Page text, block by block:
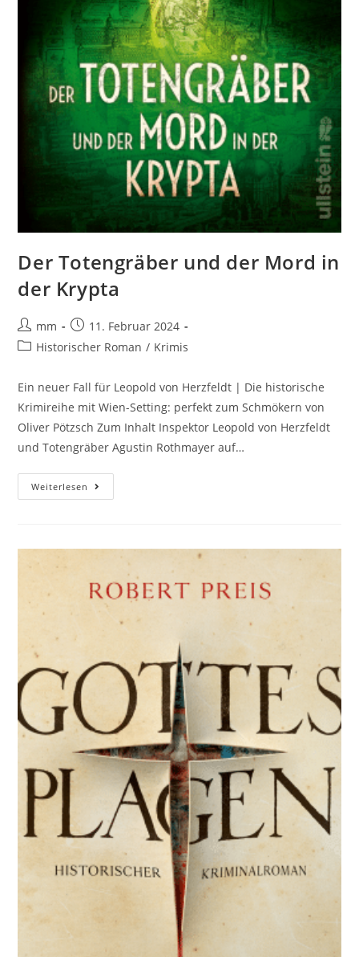
Der Totengräber und der Mord in
der Krypta
mm
11. Februar 2024
Historischer Roman / Krimis
Ein neuer Fall für Leopold von Herzfeldt | Die historische
Krimireihe mit Wien-Setting: perfekt zum Schmökern von
Oliver Pötzsch Zum Inhalt Inspektor Leopold von Herzfeldt
und Totengräber Agustin Rothmayer auf…
Weiterlesen